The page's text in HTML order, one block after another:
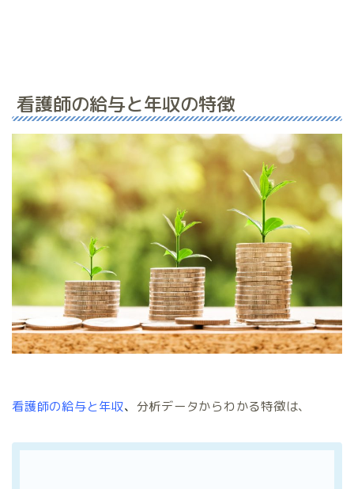
看護師の給与と年収の特徴
看護師の給与と年収、 分析データからわかる特徴は、